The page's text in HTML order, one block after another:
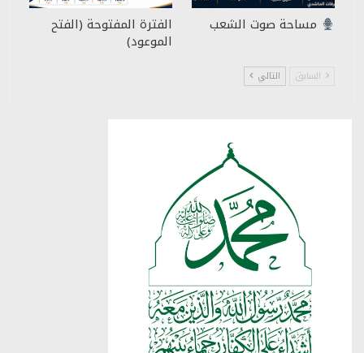
مساحة صوت الشعب الفترة المفتوحة (الفتح
الموعود)
السابق التالي